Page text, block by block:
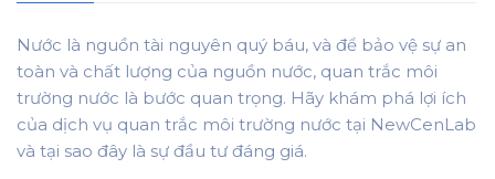
Nước là nguồn tài nguyên quý báu, và để bảo vệ sự an
toàn và chất lượng của nguồn nước, quan trắc môi
trường nước là bước quan trọng. Hãy khám phá lợi ích
của dịch vụ quan trắc môi trường nước tại NewCenLab
và tại sao đây là sự đầu tư đáng giá.